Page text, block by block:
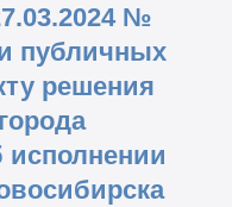
№
публичных
решения